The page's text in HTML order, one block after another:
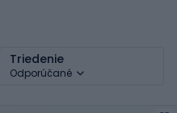
Triedenie
Odporúčané